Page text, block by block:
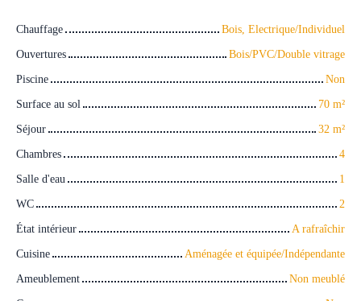
Chauffage
Bois, Electrique/Individuel
Ouvertures
Bois/PVC/Double vitrage
Piscine
Non
Surface au sol
70 m²
Séjour
32 m²
Chambres
4
Salle d'eau
1
WC
2
État intérieur
A rafraîchir
Cuisine
Aménagée et équipée/Indépendante
Ameublement
Non meublé